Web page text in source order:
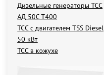
Дизельные генераторы ТСС
АД 50С Т400
ТСС с двигателем TSS Diesel
50 кВт
ТСС в кожухе